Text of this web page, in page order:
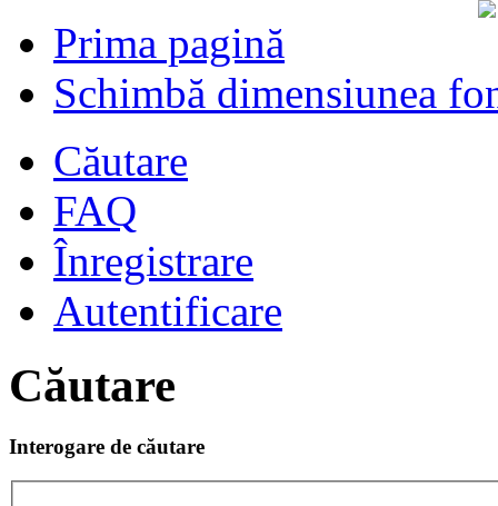
Prima pagină
Schimbă dimensiunea
Căutare
FAQ
Înregistrare
Autentificare
Căutare
Interogare de căutare